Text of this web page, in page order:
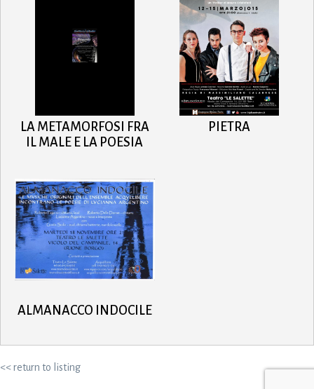
LA METAMORFOSI FRA
IL MALE E LA POESIA
PIETRA
ALMANACCO INDOCILE
<< return to listing